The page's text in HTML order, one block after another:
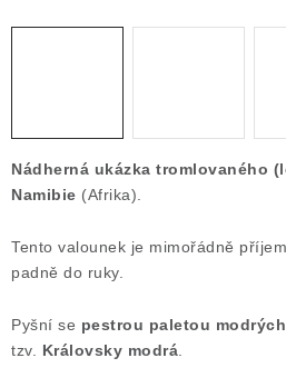
Výkup minerálů a drahých kamenů
Formulář pro odstoupení od
Nádherná ukázka tromlovaného
Namibie (Afrika).
Tento valounek je mimořádně
padně do ruky.
Pyšní se pestrou paletou
tzv. Královsky modrá